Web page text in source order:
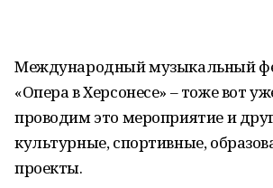
Международный музыкальный
«Опера в Херсонесе» – тоже вот
проводим это мероприятие и
культурные, спортивные,
проекты.